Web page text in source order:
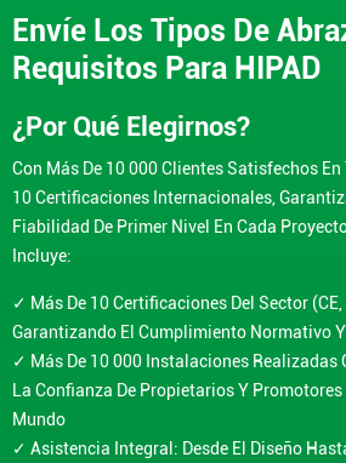
Envíe Los Tipos De
Requisitos Para HIPAD
¿Por Qué Elegirnos?
Con Más De 10 000 Clientes Satisfechos En
10 Certificaciones Internacionales,
Fiabilidad De Primer Nivel En Cada
Incluye:
✓ Más De 10 Certificaciones Del Sector (CE,
Garantizando El Cumplimiento Normativo
✓ Más De 10 000 Instalaciones Realizadas
La Confianza De Propietarios Y
Mundo
✓ Asistencia Integral: Desde El Diseño